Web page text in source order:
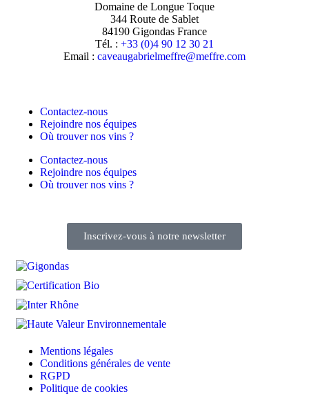
Domaine de Longue Toque
344 Route de Sablet
84190 Gigondas France
Tél. : +33 (0)4 90 12 30 21
Email : moc.erffem@erffemleirbaguaevac
Contactez-nous
Rejoindre nos équipes
Où trouver nos vins ?
Contactez-nous
Rejoindre nos équipes
Où trouver nos vins ?
Inscrivez-vous à notre newsletter
Mentions légales
Conditions générales de vente
RGPD
Politique de cookies